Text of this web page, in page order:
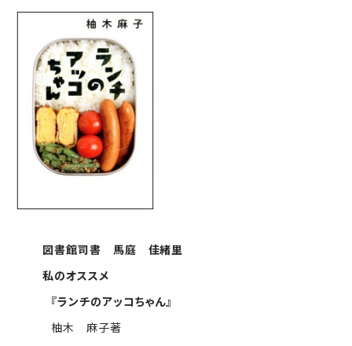
図書館司書 馬庭 佳緒里
私のオススメ
『ランチのアッコちゃん』
柚木 麻子著